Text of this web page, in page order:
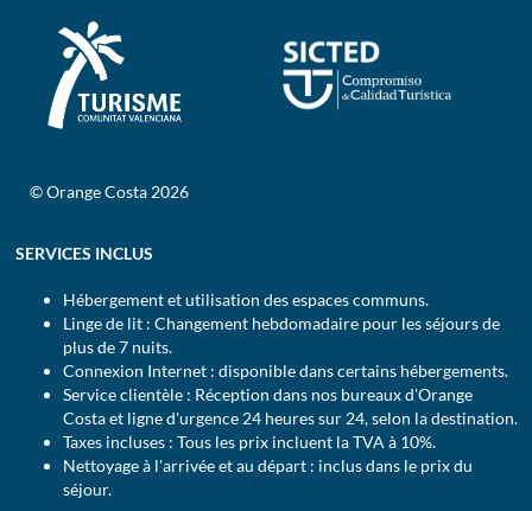
© Orange Costa 2026
SERVICES INCLUS
Hébergement et utilisation des espaces communs.
Linge de lit : Changement hebdomadaire pour les séjours de
plus de 7 nuits.
Connexion Internet : disponible dans certains hébergements.
Service clientèle : Réception dans nos bureaux d'Orange
Costa et ligne d'urgence 24 heures sur 24, selon la destination.
Taxes incluses : Tous les prix incluent la TVA à 10%.
Nettoyage à l'arrivée et au départ : inclus dans le prix du
séjour.